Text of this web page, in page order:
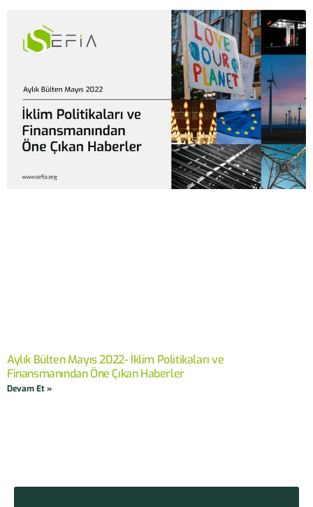
Aylık Bülten Mayıs 2022- İklim Politikaları ve
Finansmanından Öne Çıkan Haberler
Devam Et »